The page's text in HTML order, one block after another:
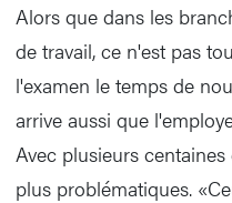
Alors que dans les
de travail, ce n'est pas
l'examen le temps de
arrive aussi que
Avec plusieurs
plus problématiques.